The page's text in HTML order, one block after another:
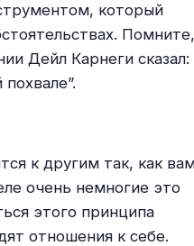
который
Помните,
Дейл Карнеги сказал:
к другим так, как
очень немногие это
этого принципа
отношения к себе.